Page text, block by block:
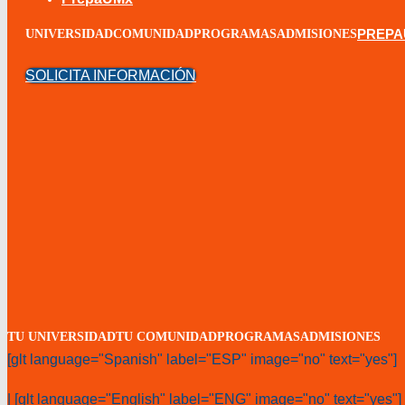
UNIVERSIDADCOMUNIDADPROGRAMASADMISIONES
SOLICITA INFORMACIÓN
TU UNIVERSIDADTU COMUNIDADPROGRAMASADMISIONES
[glt language="Spanish" label="ESP" image="no" text="yes"]
| [glt language="English" label="ENG" image="no" text="yes"]